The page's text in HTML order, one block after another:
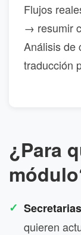
Flujos
→ resumir
Análisis de
traducción
¿Para
quieren